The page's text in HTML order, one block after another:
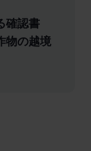
確認書
物の越境